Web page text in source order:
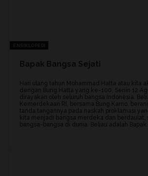
ENSIKLOPEDI
Bapak Bangsa Sejati
Hari ulang tahun Mohammad Hatta atau kita
dengan Bung Hatta yang ke-100, Senin 12
dirayakan oleh seluruh bangsa Indonesia.
Kemerdekaan RI, bersama Bung Karno,
tanda tangannya pada naskah proklamasi
kita menjadi bangsa merdeka dan berdaulat,
bangsa-bangsa di dunia. Beliau adalah Bapak